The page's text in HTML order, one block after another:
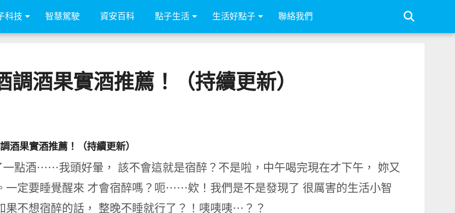
科技 智慧駕駛 資安百科 點子生活 生活好點子 聯絡我們
調酒果實酒推薦！（持續更新）
酒果實酒推薦！（持續更新）